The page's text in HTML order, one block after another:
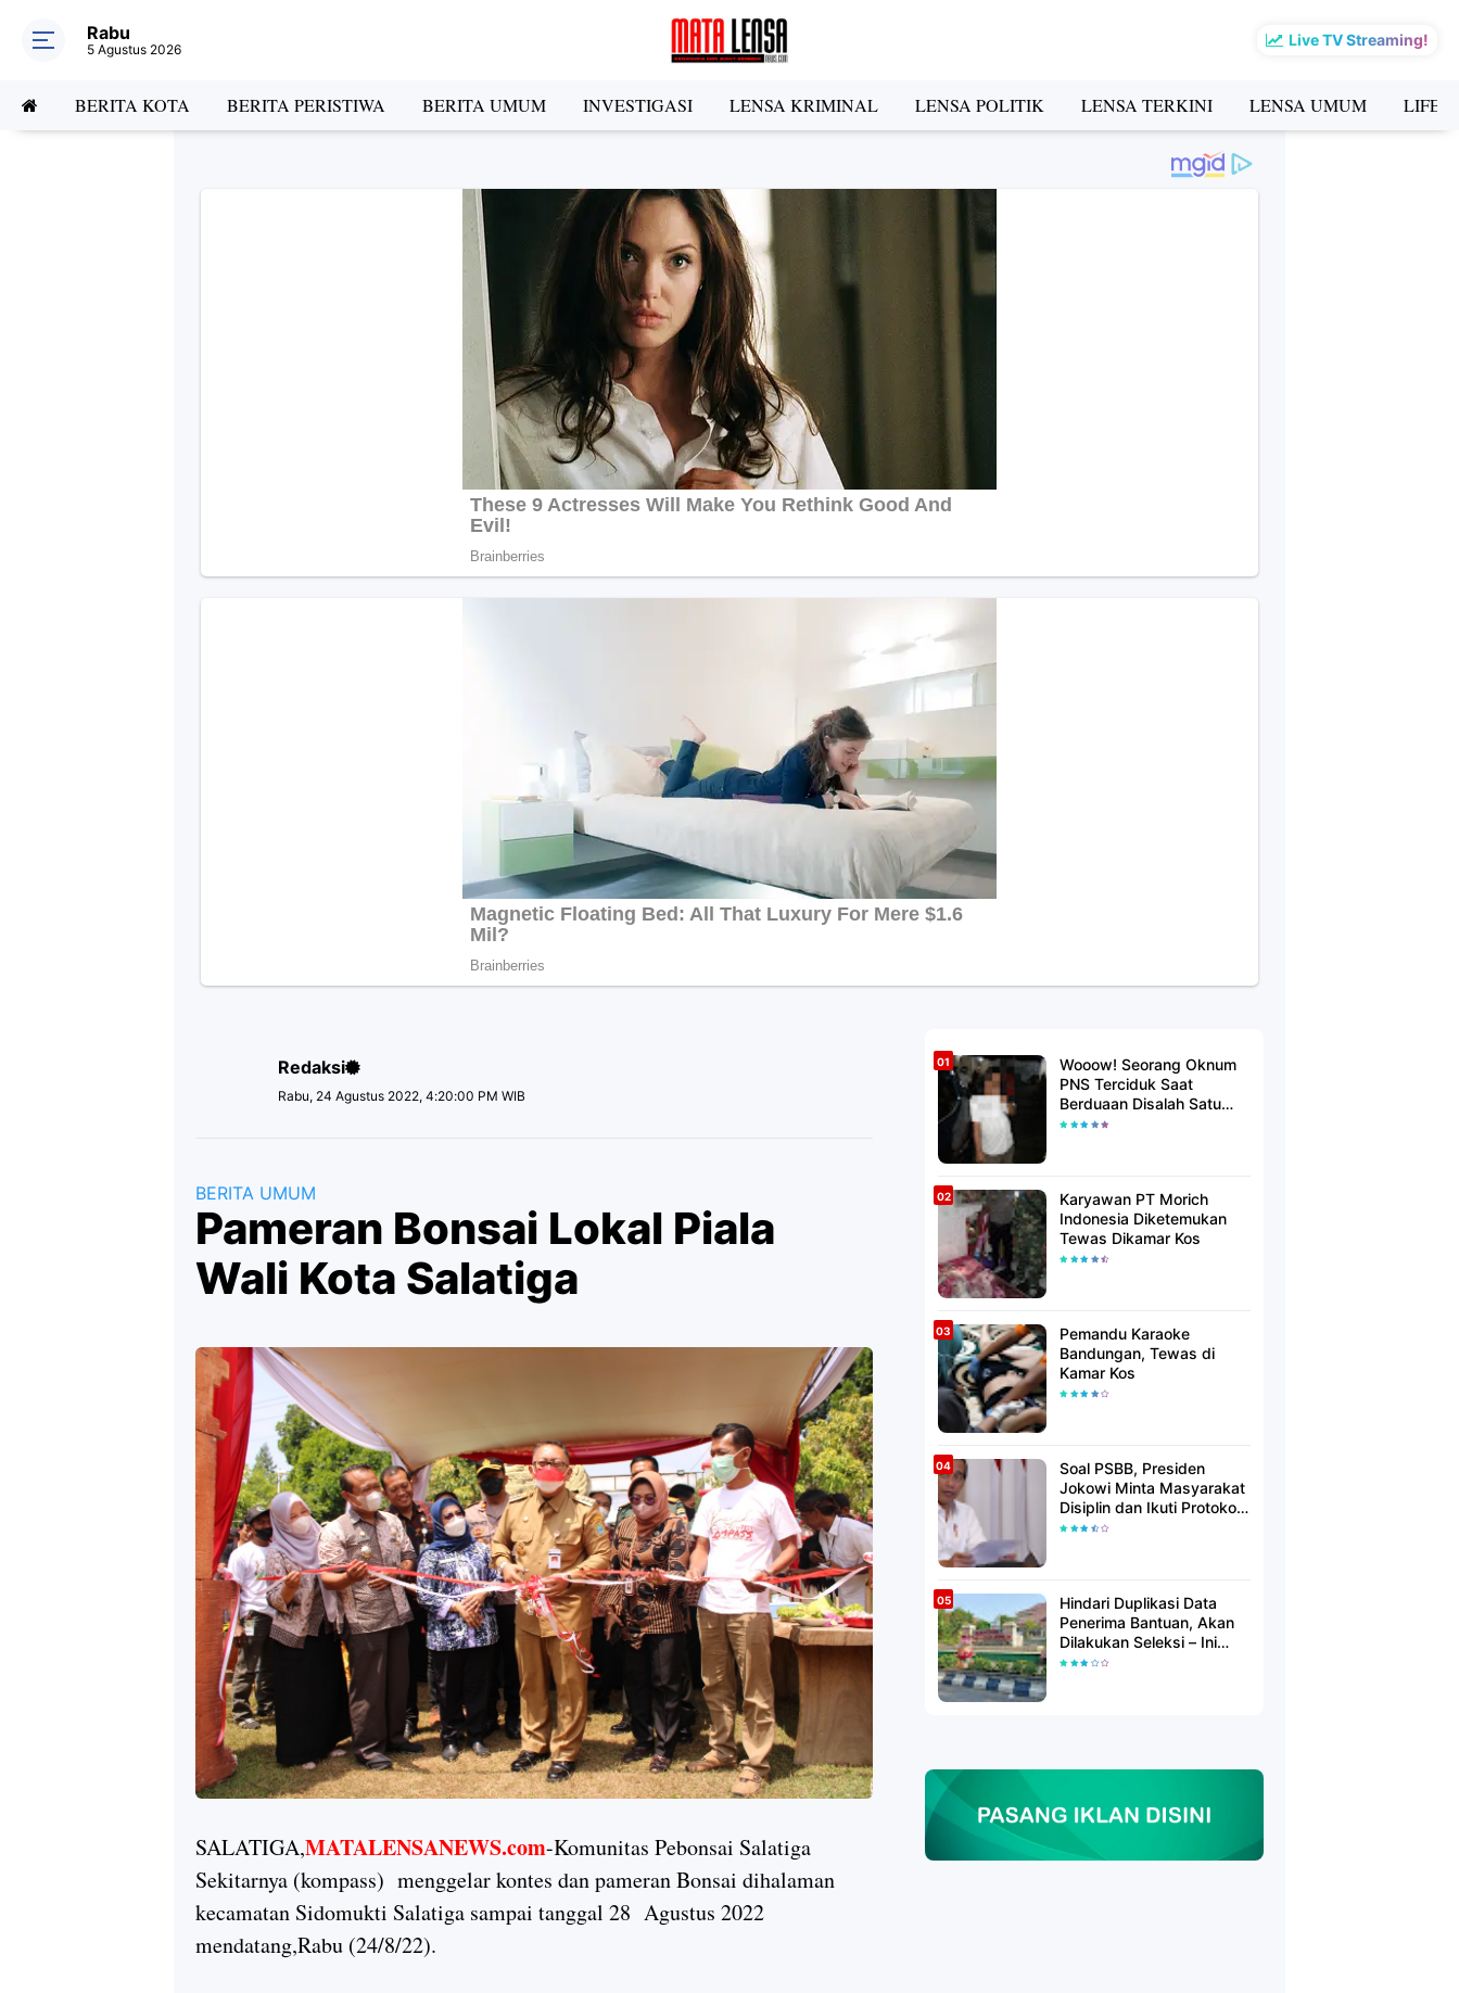
Live TV Streaming!
Rabu
5 Agustus 2026
BERITA KOTA BERITA PERISTIWA BERITA UMUM INVESTIGASI LENSA KRIMINAL LENSA POLITIK LENSA TERKINI LENSA UMUM
Redaksi
Rabu, 24 Agustus 2022, 4:20:00 PM WIB
BERITA UMUM
Pameran Bonsai Lokal Piala
Wali Kota Salatiga
SALATIGA,MATALENSANEWS.com-Komunitas Pebonsai Salatiga
Sekitarnya (kompass) menggelar kontes dan pameran Bonsai dihalaman
kecamatan Sidomukti Salatiga sampai tanggal 28 Agustus 2022
mendatang,Rabu (24/8/22).
Wooow! Seorang Oknum
PNS Terciduk Saat
Berduaan Disalah Satu
Kamar Hotel Salatiga
Karyawan PT Morich
Indonesia Diketemukan
Tewas Dikamar Kos
Pemandu Karaoke
Bandungan, Tewas di
Kamar Kos
Soal PSBB, Presiden
Jokowi Minta Masyarakat
Disiplin dan Ikuti Protokol
Kesehatan
Hindari Duplikasi Data
Penerima Bantuan, Akan
Dilakukan Seleksi – Ini
Penjelasanya